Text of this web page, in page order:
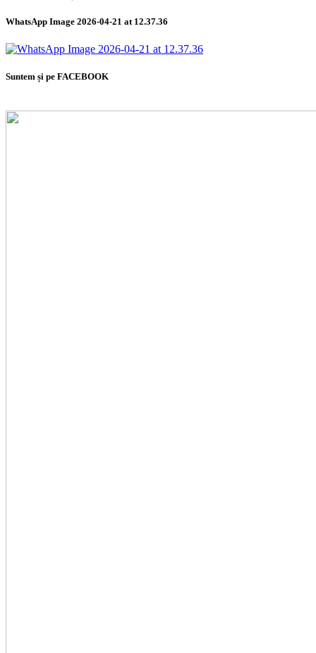
WhatsApp Image 2026-04-21 at 12.37.36
Suntem și pe FACEBOOK